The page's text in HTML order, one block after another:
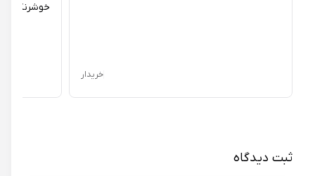
ثبت دیدگاه
خریدار
خوشرنگه.